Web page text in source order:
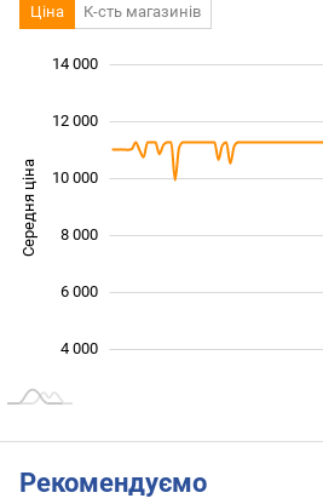
Ціна К-сть магазинів
Середня ціна
4 000
6 000
8 000
10 000
14 000
12 000
Рекомендуємо